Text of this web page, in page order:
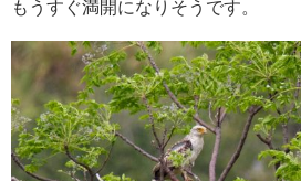
もうすぐ満開になりそうです。